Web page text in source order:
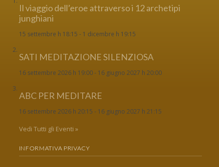
Il viaggio dell’eroe attraverso i 12 archetipi
junghiani
15 settembre h 18:15 - 1 dicembre h 19:15
SATI MEDITAZIONE SILENZIOSA
16 settembre 2026 h 19:00- 16 giugno 2027 h 20:00
ABC PER MEDITARE
16 settembre 2026 h 20:15 - 16 giugno 2027 h 21:15
Vedi Tutti gli Eventi »
INFORMATIVA PRIVACY